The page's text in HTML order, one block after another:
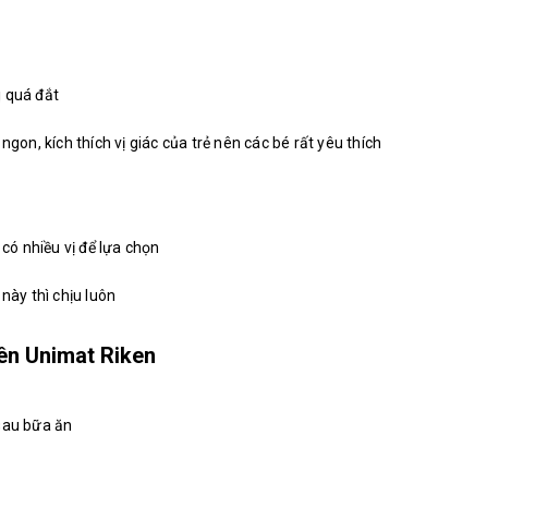
quá đắt
kích thích vị giác của trẻ nên các bé rất yêu thích
nhiều vị để lựa chọn
thì chịu luôn
Unimat Riken
bữa ăn